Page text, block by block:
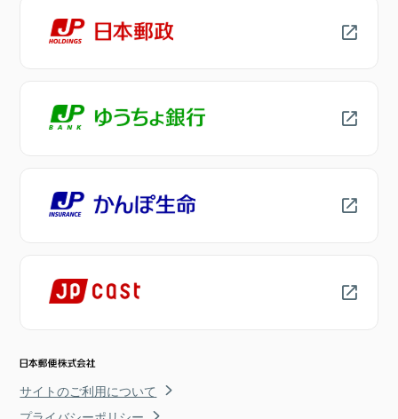
サイトのご利用について